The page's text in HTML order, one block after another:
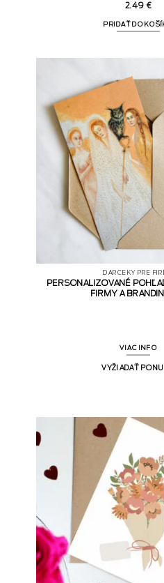
2.49€
PRIDAŤ DO
DARČEKY PRE
PERSONALIZOVANÉ
FIRMY A
VIAC INFO
VYŽIADAŤ